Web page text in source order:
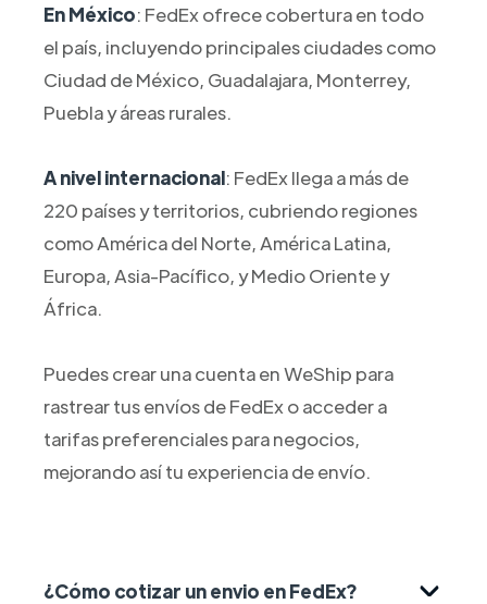
En México: FedEx ofrece cobertura en todo
el país, incluyendo principales ciudades como
Ciudad de México, Guadalajara, Monterrey,
Puebla y áreas rurales.
A nivel internacional: FedEx llega a más de
220 países y territorios, cubriendo regiones
como América del Norte, América Latina,
Europa, Asia-Pacífico, y Medio Oriente y
África.
Puedes crear una cuenta en WeShip para
rastrear tus envíos de FedEx o acceder a
tarifas preferenciales para negocios,
mejorando así tu experiencia de envío.
¿Cómo cotizar un envio en FedEx?